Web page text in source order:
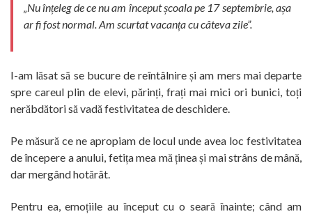
„Nu înțeleg de ce nu am început școala pe 17 septembrie, așa
ar fi fost normal. Am scurtat vacanța cu câteva zile”.
I-am lăsat să se bucure de reîntâlnire și am mers mai departe
spre careul plin de elevi, părinți, frați mai mici ori bunici, toți
nerăbdători să vadă festivitatea de deschidere.
Pe măsură ce ne apropiam de locul unde avea loc festivitatea
de începere a anului, fetița mea mă ținea și mai strâns de mână,
dar mergând hotărât.
Pentru ea, emoțiile au început cu o seară înainte; când am